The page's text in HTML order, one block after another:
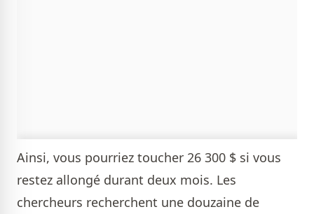
Ainsi, vous pourriez toucher 26 300 $ si vous
restez allongé durant deux mois. Les
chercheurs recherchent une douzaine de